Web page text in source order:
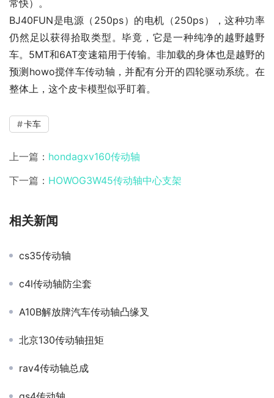
常快）。
BJ40FUN是电源（250ps）的电机（250ps），这种功率
仍然足以获得拾取类型。毕竟，它是一种纯净的越野越野
车。5MT和6AT变速箱用于传输。非加载的身体也是越野的
预测howo搅伴车传动轴，并配有分开的四轮驱动系统。在
整体上，这个皮卡模型似乎盯着。
卡车
上一篇： hondagxv160传动轴
下一篇： HOWOG3W45传动轴中心支架
相关新闻
cs35传动轴
c4l传动轴防尘套
A10B解放牌汽车传动轴凸缘叉
北京130传动轴扭矩
rav4传动轴总成